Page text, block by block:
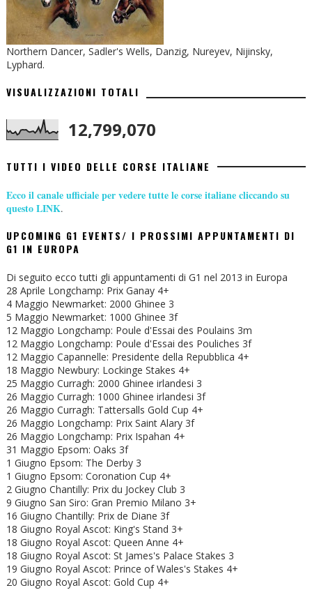
Northern Dancer, Sadler's Wells, Danzig, Nureyev, Nijinsky,
Lyphard.
VISUALIZZAZIONI TOTALI
12,799,070
TUTTI I VIDEO DELLE CORSE ITALIANE
Ecco il canale ufficiale per vedere tutte le corse italiane cliccando su
questo LINK.
UPCOMING G1 EVENTS/ I PROSSIMI APPUNTAMENTI DI
G1 IN EUROPA
Di seguito ecco tutti gli appuntamenti di G1 nel 2013 in Europa
28 Aprile Longchamp: Prix Ganay 4+
4 Maggio Newmarket: 2000 Ghinee 3
5 Maggio Newmarket: 1000 Ghinee 3f
12 Maggio Longchamp: Poule d'Essai des Poulains 3m
12 Maggio Longchamp: Poule d'Essai des Pouliches 3f
12 Maggio Capannelle: Presidente della Repubblica 4+
18 Maggio Newbury: Lockinge Stakes 4+
25 Maggio Curragh: 2000 Ghinee irlandesi 3
26 Maggio Curragh: 1000 Ghinee irlandesi 3f
26 Maggio Curragh: Tattersalls Gold Cup 4+
26 Maggio Longchamp: Prix Saint Alary 3f
26 Maggio Longchamp: Prix Ispahan 4+
31 Maggio Epsom: Oaks 3f
1 Giugno Epsom: The Derby 3
1 Giugno Epsom: Coronation Cup 4+
2 Giugno Chantilly: Prix du Jockey Club 3
9 Giugno San Siro: Gran Premio Milano 3+
16 Giugno Chantilly: Prix de Diane 3f
18 Giugno Royal Ascot: King's Stand 3+
18 Giugno Royal Ascot: Queen Anne 4+
18 Giugno Royal Ascot: St James's Palace Stakes 3
19 Giugno Royal Ascot: Prince of Wales's Stakes 4+
20 Giugno Royal Ascot: Gold Cup 4+